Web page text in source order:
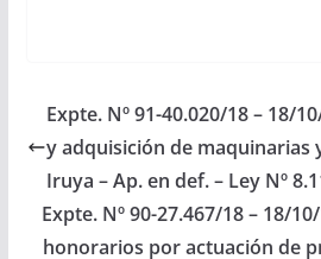
Centro con Asiento en
la ciudad de General
Güemes. (Expte. Nº 90-
30.982/2022, a la
Comisión de Justicia,
Acuerdos y…
Expte. Nº 91-40.020/18 – 18/
y adquisición de maquinarias
Iruya – Ap. en def. – Ley Nº
Expte. Nº 90-27.467/18 – 18/
honorarios por actuación de